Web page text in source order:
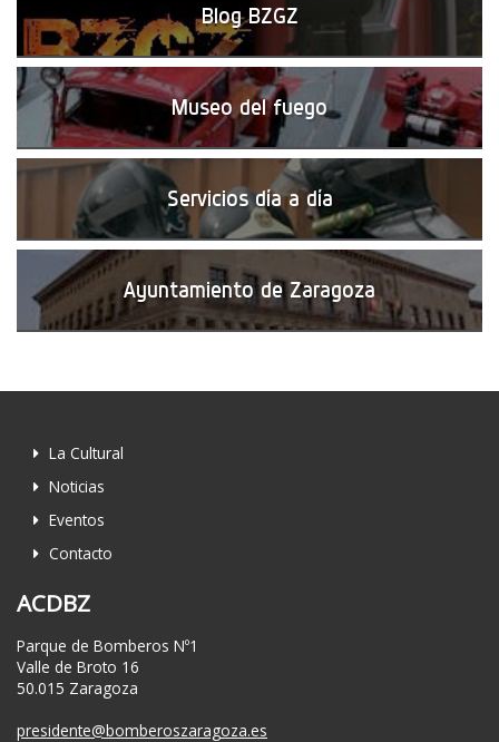
Blog BZGZ
Museo del fuego
Servicios día a día
Ayuntamiento de Zaragoza
La Cultural
Noticias
Eventos
Contacto
ACDBZ
Parque de Bomberos Nº1
Valle de Broto 16
50.015 Zaragoza
presidente@bomberoszaragoza.es